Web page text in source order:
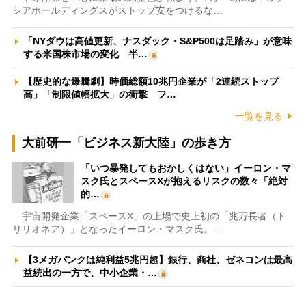
シアホールディングスがストップ安をつけるな…
「NYダウは高値更新、ナスダック・S&P500は足踏み」が意味
する米国株市場の変化 半…
【歴史的な爆騰劇】時価総額10兆円企業が「2連続ストップ
高」「制限値幅拡大」の衝撃 フ…
一覧を見る
大前研一「ビジネス新大陸」の歩き方
「いつ暴発してもおかしくはない」イーロン・マ
スク氏とスペースXが抱えるリスクの数々「絶対
的…
宇宙開発企業「スペースX」の上場で史上初の「兆万長者（ト
リリオネア）」となったイーロン・マスク氏。…
【3メガバンクは純利益5兆円超】銀行、商社、ゼネコンは最高
益続出の一方で、中小企業・…